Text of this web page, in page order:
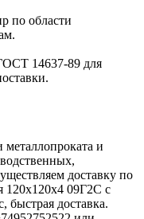
по области
14637-89 для
металлопроката и
доставку по
120х120х4 09Г2С с
быстрая доставка.